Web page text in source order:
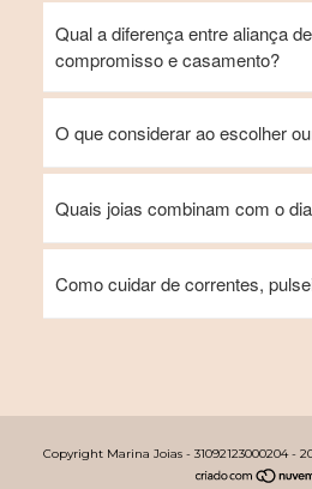
Qual a diferença entre aliança
compromisso e casamento?
O que considerar ao escolher
Quais joias combinam com o
Como cuidar de correntes,
Copyright Marina Joias - 31092123000204 -